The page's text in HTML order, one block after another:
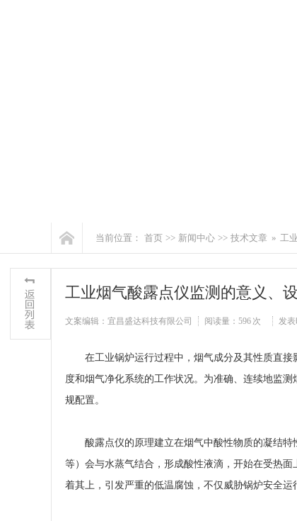
当前位置： 首页 >> 新闻中心 >> 技术文章 » 工
工业烟气酸露点仪监测的意义、
文案编辑：宜昌盛达科技有限公司 阅读量： 596 次 发表
在工业锅炉运行过程中，烟气成分及其性质直
度和烟气净化系统的工作状况。为准确、连续地监测
规配置。
酸露点仪的原理建立在烟气中酸性物质的凝结
等）会与水蒸气结合，形成酸性液滴，开始在受热
着其上，引发严重的低温腐蚀，不仅威胁锅炉安全运